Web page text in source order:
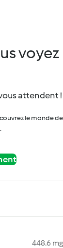
voyez
attendent !
le monde de
448.6 mg